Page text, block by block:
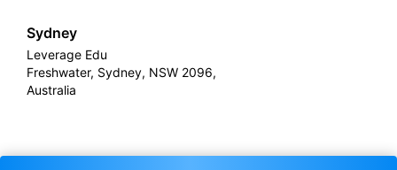
Sydney
Leverage Edu
Freshwater, Sydney, NSW 2096,
Australia